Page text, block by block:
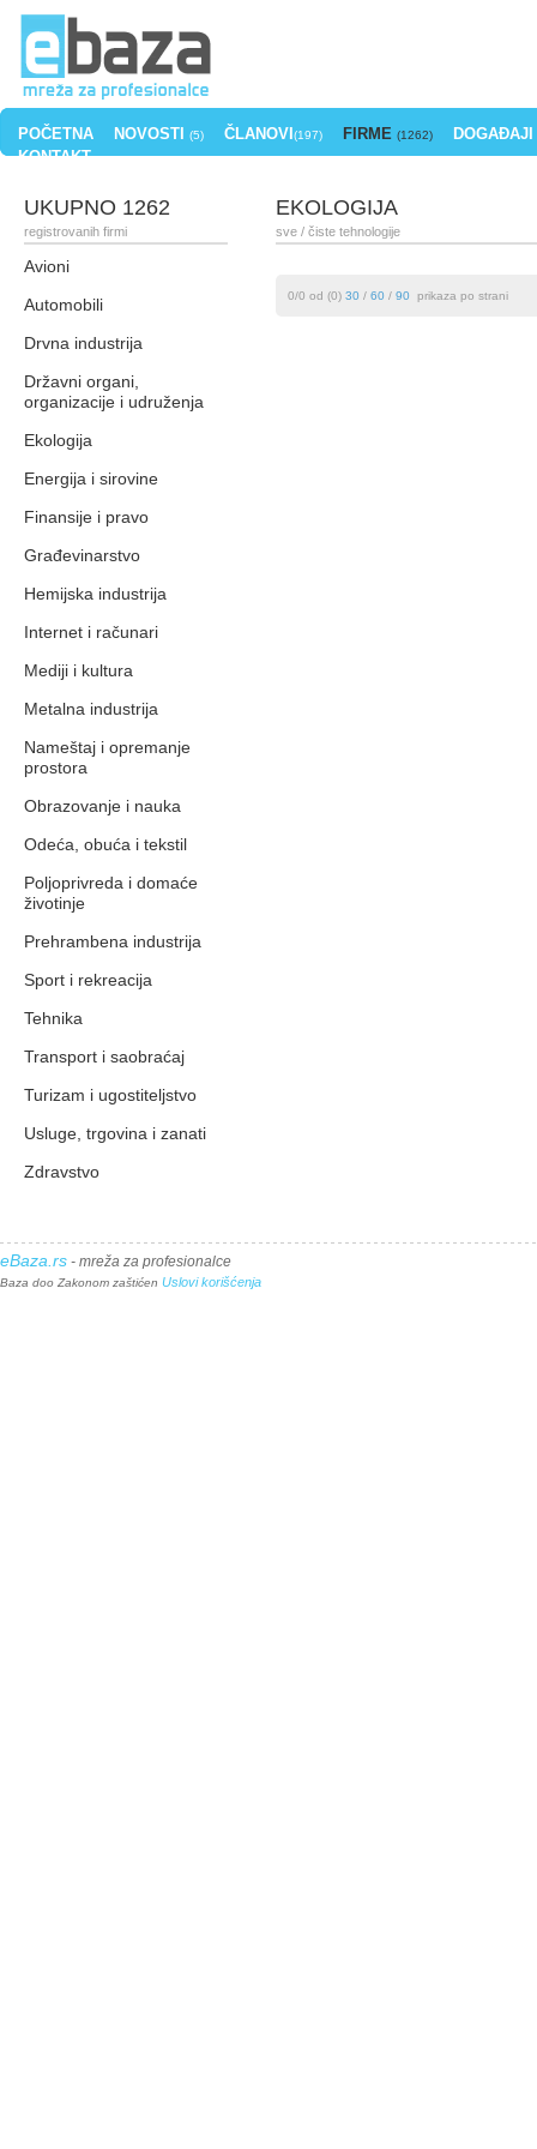
POČETNA NOVOSTI (5) ČLANOVI (197) FIRME (1262)
DOGAĐAJI
KONTAKT
UKUPNO 1262
registrovanih firmi
Avioni
Automobili
Drvna industrija
Državni organi,
organizacije i udruženja
Ekologija
Energija i sirovine
Finansije i pravo
Građevinarstvo
Hemijska industrija
Internet i računari
Mediji i kultura
Metalna industrija
Nameštaj i opremanje
prostora
Obrazovanje i nauka
Odeća, obuća i tekstil
Poljoprivreda i domaće
životinje
Prehrambena industrija
Sport i rekreacija
Tehnika
Transport i saobraćaj
Turizam i ugostiteljstvo
Usluge, trgovina i zanati
Zdravstvo
EKOLOGIJA
sve / čiste tehnologije
0/0 od (0) 30 / 60 / 90 prikaza po strani
eBaza.rs - mreža za profesionalce
Baza doo Zakonom zaštićen Uslovi korišćenja